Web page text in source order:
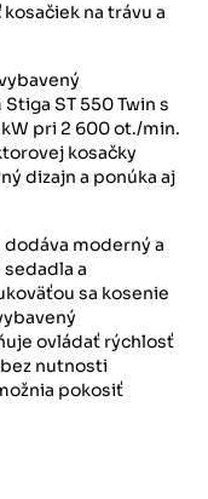
kosačiek na trávu a
ST 550 Twin s
pri 2 600 ot./min.
kosačky
dizajn a ponúka aj
moderný a
a
sa kosenie
ovládať rýchlosť
nutnosti
pokosiť